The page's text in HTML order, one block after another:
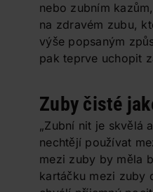
nebo zubním
na zdravém zubu,
výše popsaným
pak teprve uchopit
Zuby čisté
„Zubní nit je skvělá
nechtějí používat
mezi zuby by měla
kartáčku mezi zuby